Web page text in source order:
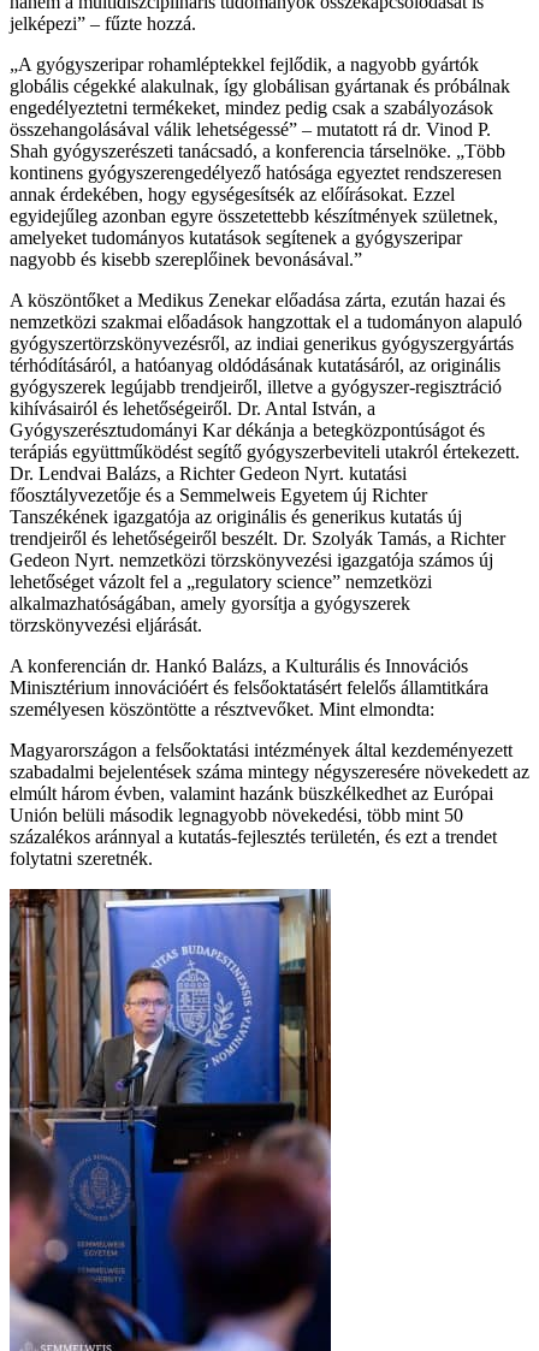
jelképezi” – fűzte hozzá.
„A gyógyszeripar rohamléptekkel fejlődik, a nagyobb gyártók
globális cégekké alakulnak, így globálisan gyártanak és próbálnak
engedélyeztetni termékeket, mindez pedig csak a szabályozások
összehangolásával válik lehetségessé” – mutatott rá dr. Vinod P.
Shah gyógyszerészeti tanácsadó, a konferencia társelnöke. „Több
kontinens gyógyszerengedélyező hatósága egyeztet rendszeresen
annak érdekében, hogy egységesítsék az előírásokat. Ezzel
egyidejűleg azonban egyre összetettebb készítmények születnek,
amelyeket tudományos kutatások segítenek a gyógyszeripar
nagyobb és kisebb szereplőinek bevonásával.”
A köszöntőket a Medikus Zenekar előadása zárta, ezután hazai és
nemzetközi szakmai előadások hangzottak el a tudományon alapuló
gyógyszertörzskönyvezésről, az indiai generikus gyógyszergyártás
térhódításáról, a hatóanyag oldódásának kutatásáról, az originális
gyógyszerek legújabb trendjeiről, illetve a gyógyszer-regisztráció
kihívásairól és lehetőségeiről. Dr. Antal István, a
Gyógyszerésztudományi Kar dékánja a betegközpontúságot és
terápiás együttműködést segítő gyógyszerbeviteli utakról értekezett.
Dr. Lendvai Balázs, a Richter Gedeon Nyrt. kutatási
főosztályvezetője és a Semmelweis Egyetem új Richter
Tanszékének igazgatója az originális és generikus kutatás új
trendjeiről és lehetőségeiről beszélt. Dr. Szolyák Tamás, a Richter
Gedeon Nyrt. nemzetközi törzskönyvezési igazgatója számos új
lehetőséget vázolt fel a „regulatory science” nemzetközi
alkalmazhatóságában, amely gyorsítja a gyógyszerek
törzskönyvezési eljárását.
A konferencián dr. Hankó Balázs, a Kulturális és Innovációs
Minisztérium innovációért és felsőoktatásért felelős államtitkára
személyesen köszöntötte a résztvevőket. Mint elmondta:
Magyarországon a felsőoktatási intézmények által kezdeményezett
szabadalmi bejelentések száma mintegy négyszeresére növekedett az
elmúlt három évben, valamint hazánk büszkélkedhet az Európai
Unión belüli második legnagyobb növekedési, több mint 50
százalékos aránnyal a kutatás-fejlesztés területén, és ezt a trendet
folytatni szeretnék.